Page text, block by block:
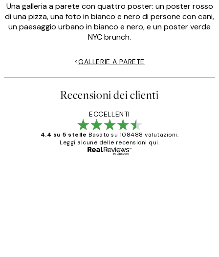
Una galleria a parete con quattro poster: un poster rosso
di una pizza, una foto in bianco e nero di persone con cani,
un paesaggio urbano in bianco e nero, e un poster verde
NYC brunch.
GALLERIE A PARETE
Recensioni dei clienti
ECCELLENTI
4.4 su 5 stelle Basato su 108488 valutazioni.
Leggi alcune delle recensioni qui.